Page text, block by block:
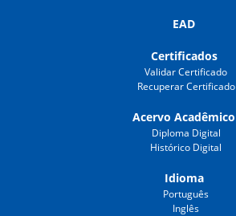
EAD
Certificados
Validar Certificado
Recuperar Certificado
Acervo Acadêmico
Diploma Digital
Histórico Digital
Idioma
Português
Inglês